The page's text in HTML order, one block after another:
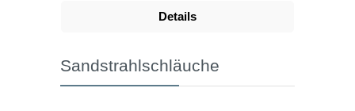
Details
Sandstrahlschläuche